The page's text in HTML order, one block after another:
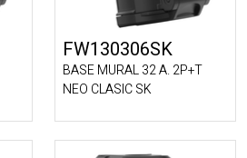
FW130306SK
BASE MURAL 32 A. 2P+T
NEO CLASIC SK